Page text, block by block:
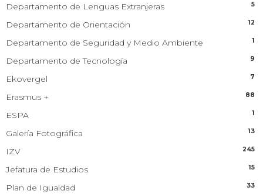
Departamento de Lenguas Extranjeras 5
Departamento de Orientación 12
Departamento de Seguridad y Medio Ambiente 1
Departamento de Tecnología 9
Ekovergel 7
Erasmus + 88
ESPA 1
Galería Fotográfica 13
IZV 245
Jefatura de Estudios 15
Plan de Igualdad 33